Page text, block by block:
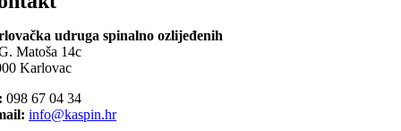
udruga spinalno ozlijeđenih
Matoša 14c
Karlovac
098 67 04 34
info@kaspin.hr